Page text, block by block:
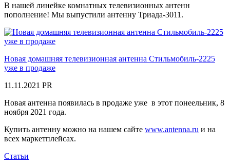
В нашей линейке комнатных телевизионных антенн
пополнение! Мы выпустили антенну Триада-3011.
Новая домашняя телевизионная антенна Стильмобиль-2225
уже в продаже
11.11.2021 PR
Новая антенна появилась в продаже уже в этот понеельник, 8
ноября 2021 года.
Купить антенну можно на нашем сайте www.antenna.ru и на
всех маркетплейсах.
Статьи